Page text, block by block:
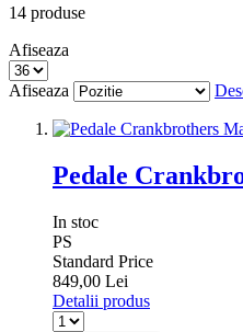
14 produse
Afiseaza
Afiseaza
Pedale
In stoc
PS
Standard Price
849,00 Lei
Detalii produs